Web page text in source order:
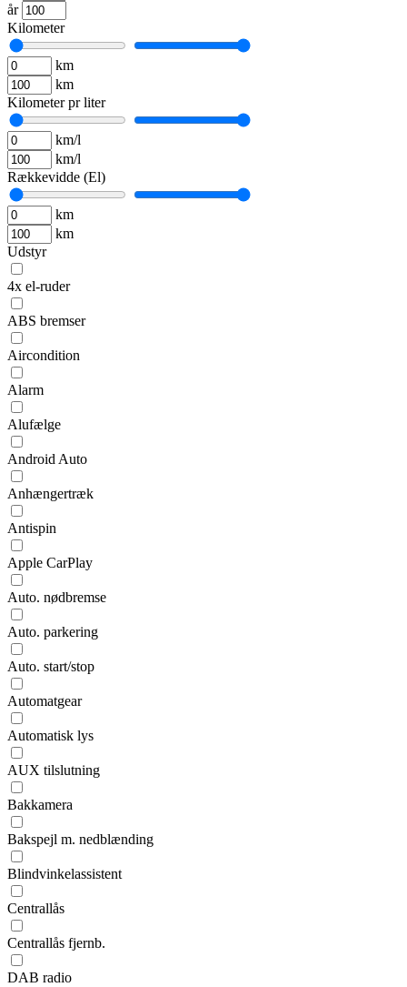
år
Kilometer
km
km
Kilometer pr liter
km/l
km/l
Rækkevidde (El)
km
km
Udstyr
4x el-ruder
ABS bremser
Aircondition
Alarm
Alufælge
Android Auto
Anhængertræk
Antispin
Apple CarPlay
Auto. nødbremse
Auto. parkering
Auto. start/stop
Automatgear
Automatisk lys
AUX tilslutning
Bakkamera
Bakspejl m. nedblænding
Blindvinkelassistent
Centrallås
Centrallås fjernb.
DAB radio